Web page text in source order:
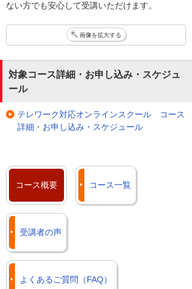
ない方でも安心して受講いただけます。
画像を拡大する
対象コース詳細・お申し込み・スケジュ
ール
テレワーク対応オンラインスクール コース
詳細・お申し込み・スケジュール
コース概要 コース一覧
受講者の声
よくあるご質問（FAQ）